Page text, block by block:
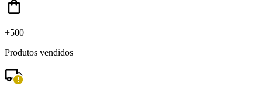
+500
Produtos vendidos